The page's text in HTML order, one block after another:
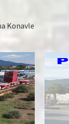
Konavle